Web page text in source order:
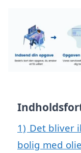
1) Det bliver
bolig med